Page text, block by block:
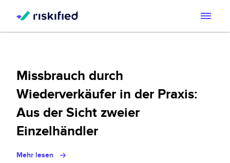
Plattform
Plattform
Chargeback Guarantee
Kunden
Partners
Ressourcenzentrum
Über uns
Missbrauch durch
Wiederverkäufer in der Praxis:
Aus der Sicht zweier
Einzelhändler
Mehr lesen